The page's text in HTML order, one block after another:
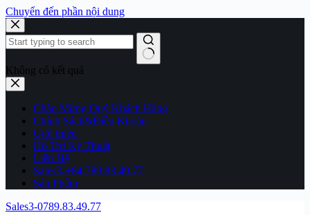
Chuyển đến phần nội dung
Không có kết quả
Chào Mừng Quý Khách Hàng
Chính Sách&Điều Khoản
Giới thiệu
Hổ Trợ Kỷ Thuật
Liên Hệ
Sales3-+84.789.83.49.77
Sản Phẩm
Sales3-0789.83.49.77